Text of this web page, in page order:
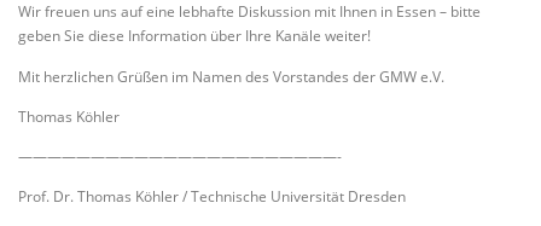
Wir freuen uns auf eine lebhafte Diskussion mit Ihnen in Essen – bitte
geben Sie diese Information über Ihre Kanäle weiter!
Mit herzlichen Grüßen im Namen des Vorstandes der GMW e.V.
Thomas Köhler
——————————————————————-
Prof. Dr. Thomas Köhler / Technische Universität Dresden